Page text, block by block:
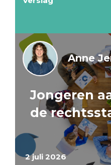
2 juli 2026
Anne
Jongeren
de